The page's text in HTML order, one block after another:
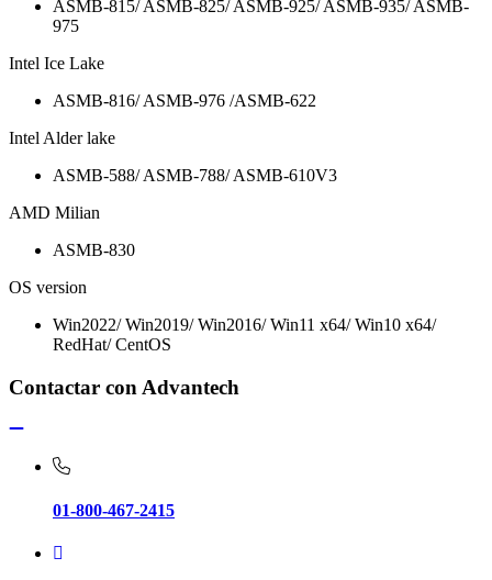
ASMB-815/ ASMB-825/ ASMB-925/ ASMB-935/ ASMB-
975
Intel Ice Lake
ASMB-816/ ASMB-976 /ASMB-622
Intel Alder lake
ASMB-588/ ASMB-788/ ASMB-610V3
AMD Milian
ASMB-830
OS version
Win2022/ Win2019/ Win2016/ Win11 x64/ Win10 x64/
RedHat/ CentOS
Contactar con Advantech
01-800-467-2415